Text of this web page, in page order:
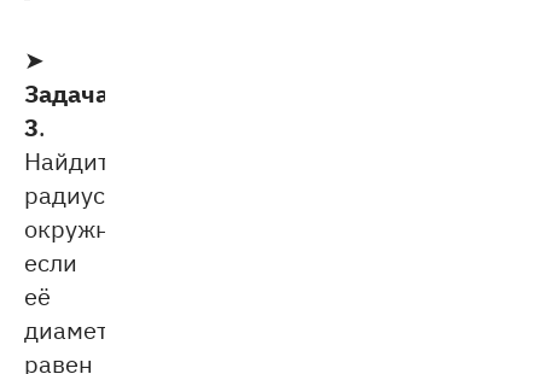
➤
Задача
3.
Найдите
радиус
окружности,
если
её
диаметр
равен